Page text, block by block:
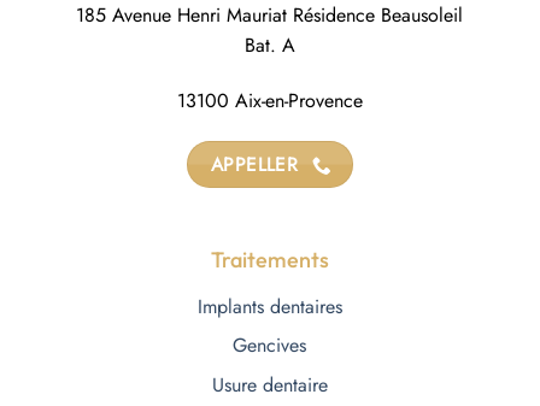
185 Avenue Henri Mauriat Résidence Beausoleil
Bat. A
13100 Aix-en-Provence
APPELLER
Traitements
Implants dentaires
Gencives
Usure dentaire